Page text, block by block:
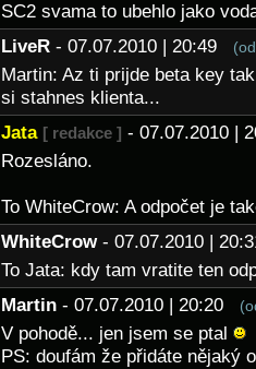
SC2 svama to ubehlo jako
LiveR - 07.07.2010 | 20:49
Martin: Az ti prijde beta key
si stahnes klienta...
Jata [ redakce ] - 07.07.2010 |
Rozesláno.
To WhiteCrow: A odpočet je
WhiteCrow - 07.07.2010 |
To Jata: kdy tam vratite ten
Martin - 07.07.2010 | 20:20
V pohodě... jen jsem se ptal
PS: doufám že přidáte nějaký